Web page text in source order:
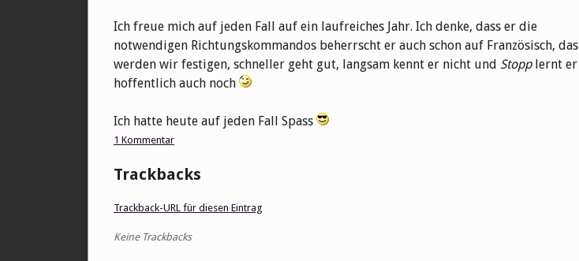
Ich freue mich auf jeden Fall auf ein laufreiches Jahr. Ich denke, dass er die
notwendigen Richtungskommandos beherrscht er auch schon auf Französisch, das
werden wir festigen, schneller geht gut, langsam kennt er nicht und Stopplernt er
hoffentlich auch noch
Ich hatte heute auf jeden Fall Spass
1 Kommentar
Trackbacks
Trackback-URL für diesen Eintrag
Keine Trackbacks